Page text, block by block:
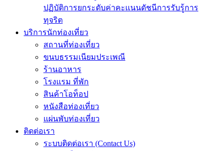
ปฏิบัติการยกระดับค่าคะเเนนดัชนีการรับรู้การ
ทุจริต
บริการนักท่องเที่ยว
สถานที่ท่องเที่ยว
ขนบธรรมเนียมประเพณี
ร้านอาหาร
โรงแรม ที่พัก
สินค้าโอท็อป
หนังสือท่องเที่ยว
แผ่นพับท่องเที่ยว
ติดต่อเรา
ระบบติดต่อเรา (Contact Us)